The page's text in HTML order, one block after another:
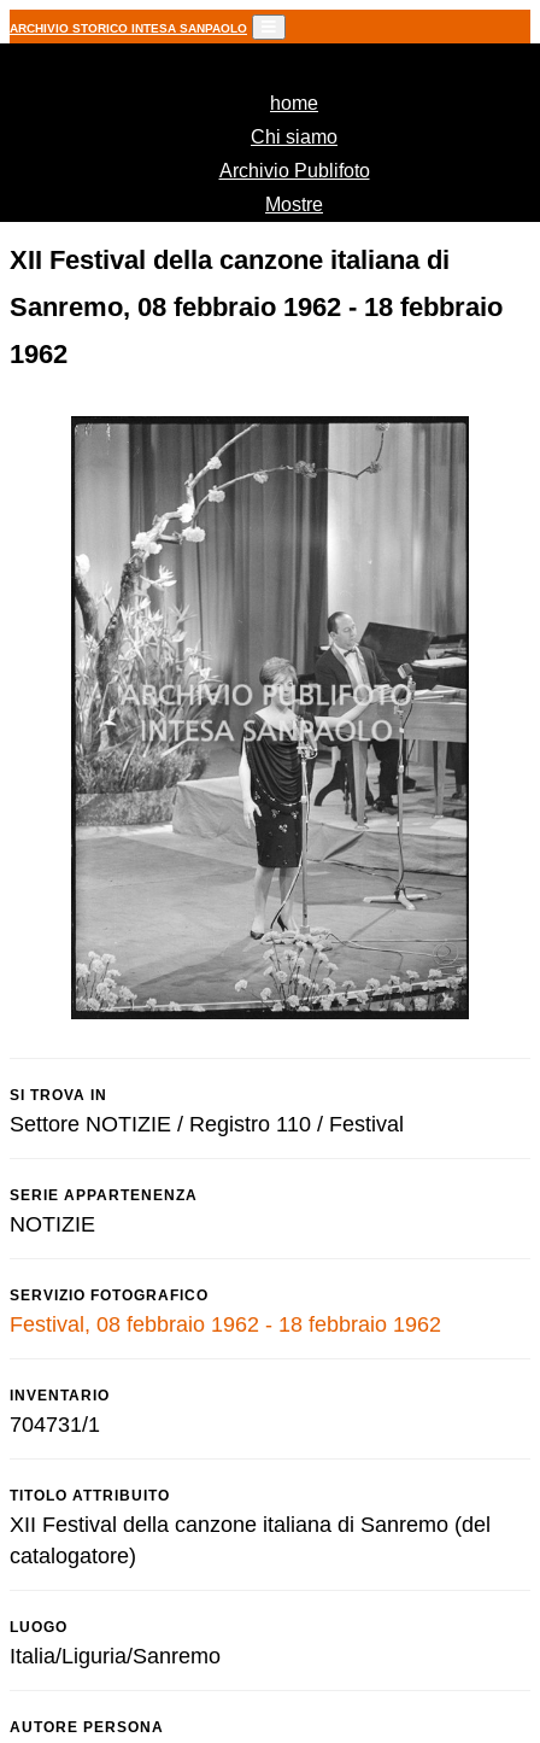
ARCHIVIO STORICO INTESA SANPAOLO
home(current)
Chi siamo
Archivio Publifoto
Mostre
XII Festival della canzone italiana di
Sanremo, 08 febbraio 1962 - 18 febbraio
1962
SI TROVA IN
Settore NOTIZIE / Registro 110 / Festival
SERIE APPARTENENZA
NOTIZIE
SERVIZIO FOTOGRAFICO
Festival, 08 febbraio 1962 - 18 febbraio 1962
INVENTARIO
704731/1
TITOLO ATTRIBUITO
XII Festival della canzone italiana di Sanremo (del
catalogatore)
LUOGO
Italia/Liguria/Sanremo
AUTORE PERSONA